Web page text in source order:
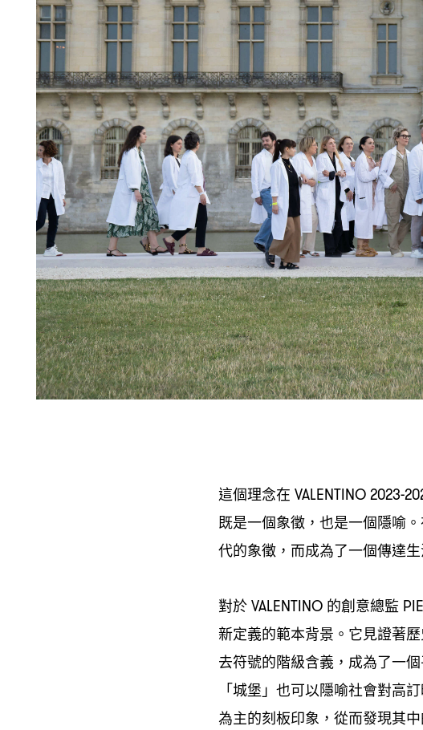
這個理念在 VALENTINO 2023-
既是一個象徵 ， 也是一個隱喻
代的象徵 ， 而成為了一個傳達
對於VALENTINO 的創意總監
新定義的範本背景。它見證著
去符號的階級含義 ， 成為了一
「城堡」也可以隱喻社會對高
為主的刻板印象 ， 從而發現其中